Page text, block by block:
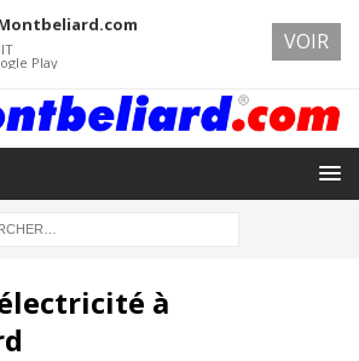
à
Play
VOIR